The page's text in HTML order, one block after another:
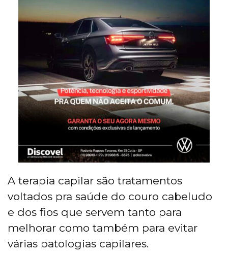
A terapia capilar são tratamentos
voltados pra saúde do couro cabeludo
e dos fios que servem tanto para
melhorar como também para evitar
várias patologias capilares.